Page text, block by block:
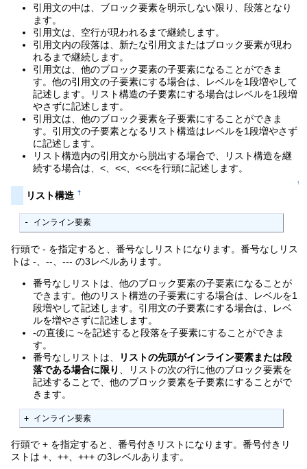
引用文の中は、ブロック要素を明示しない限り、段落となり
ます。
引用文は、空行が現われるまで継続します。
引用文内の段落は、新たな引用文またはブロック要素が現わ
れるまで継続します。
引用文は、他のブロック要素の子要素になることができま
す。他の引用文の子要素にする場合は、レベルを1段増やして
記述します。リスト構造の子要素にする場合はレベルを1段増
やさずに記述します。
引用文は、他のブロック要素を子要素にすることができま
す。引用文の子要素となるリスト構造はレベルを1段増やさず
に記述します。
リスト構造内の引用文から脱出する場合で、リスト構造を継
続する場合は、<、<<、<<<を行頭に記述します。
↑
リスト構造 †
- インライン要素
行頭で - を指定すると、番号なしリストになります。番号なしリス
トは -、--、--- の3レベルあります。
番号なしリストは、他のブロック要素の子要素になることが
できます。他のリスト構造の子要素にする場合は、レベルを1
段増やして記述します。引用文の子要素にする場合は、レベ
ルを増やさずに記述します。
-の直後に ~を記述すると段落を子要素にすることができま
す。
番号なしリストは、
リストの先頭がインライン要素または段
落である場合に限り
、リストの次の行に他のブロック要素を
記述することで、他のブロック要素を子要素にすることがで
きます。
+ インライン要素
行頭で + を指定すると、番号付きリストになります。番号付きリ
ストは +、++、+++ の3レベルあります。